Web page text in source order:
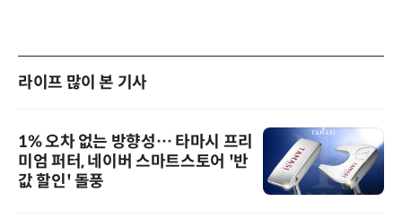
라이프 많이 본 기사
1% 오차 없는 방향성… 타마시 프리
미엄 퍼터, 네이버 스마트스토어 '반
값 할인' 돌풍